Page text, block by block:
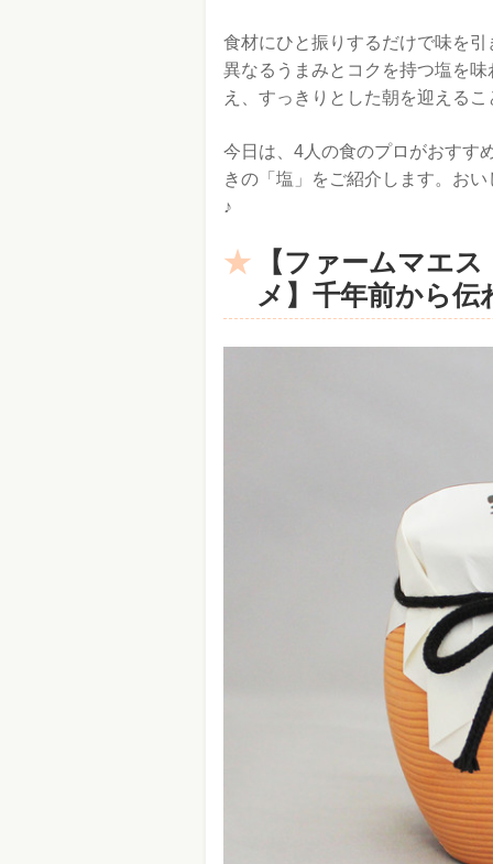
食材にひと振りするだけで味を
異なるうまみとコクを持つ塩を
え、すっきりとした朝を迎える
今日は、4人の食のプロがおすす
きの「塩」をご紹介します。お
♪
【ファームマエ
メ】千年前から伝